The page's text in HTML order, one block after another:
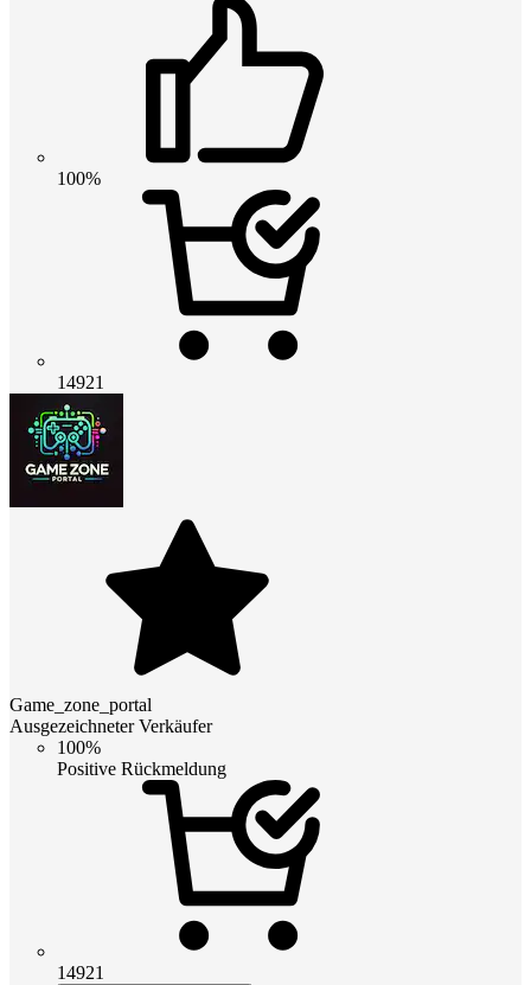
100%
14921
Game_zone_portal
Ausgezeichneter Verkäufer
100%
Positive Rückmeldung
14921